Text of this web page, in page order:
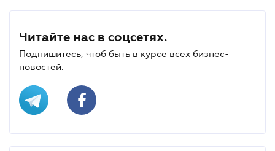
Читайте нас в соцсетях.
Подпишитесь, чтоб быть в курсе всех бизнес-
новостей.